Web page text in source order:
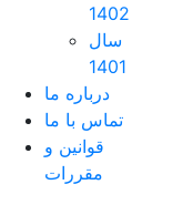
1402
سال
1401
درباره ما
تماس با ما
قوانین و
مقررات